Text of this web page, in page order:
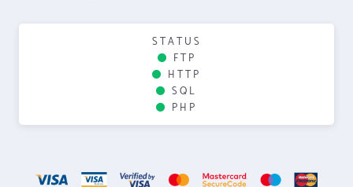
STATUS
FTP
HTTP
SQL
PHP